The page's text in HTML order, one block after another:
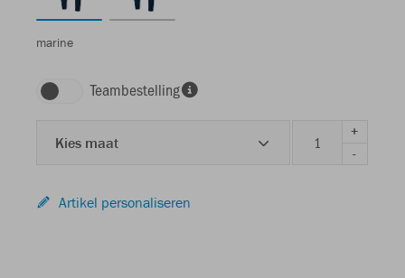
marine
Teambestelling
Kies maat
+
-
Artikel personaliseren